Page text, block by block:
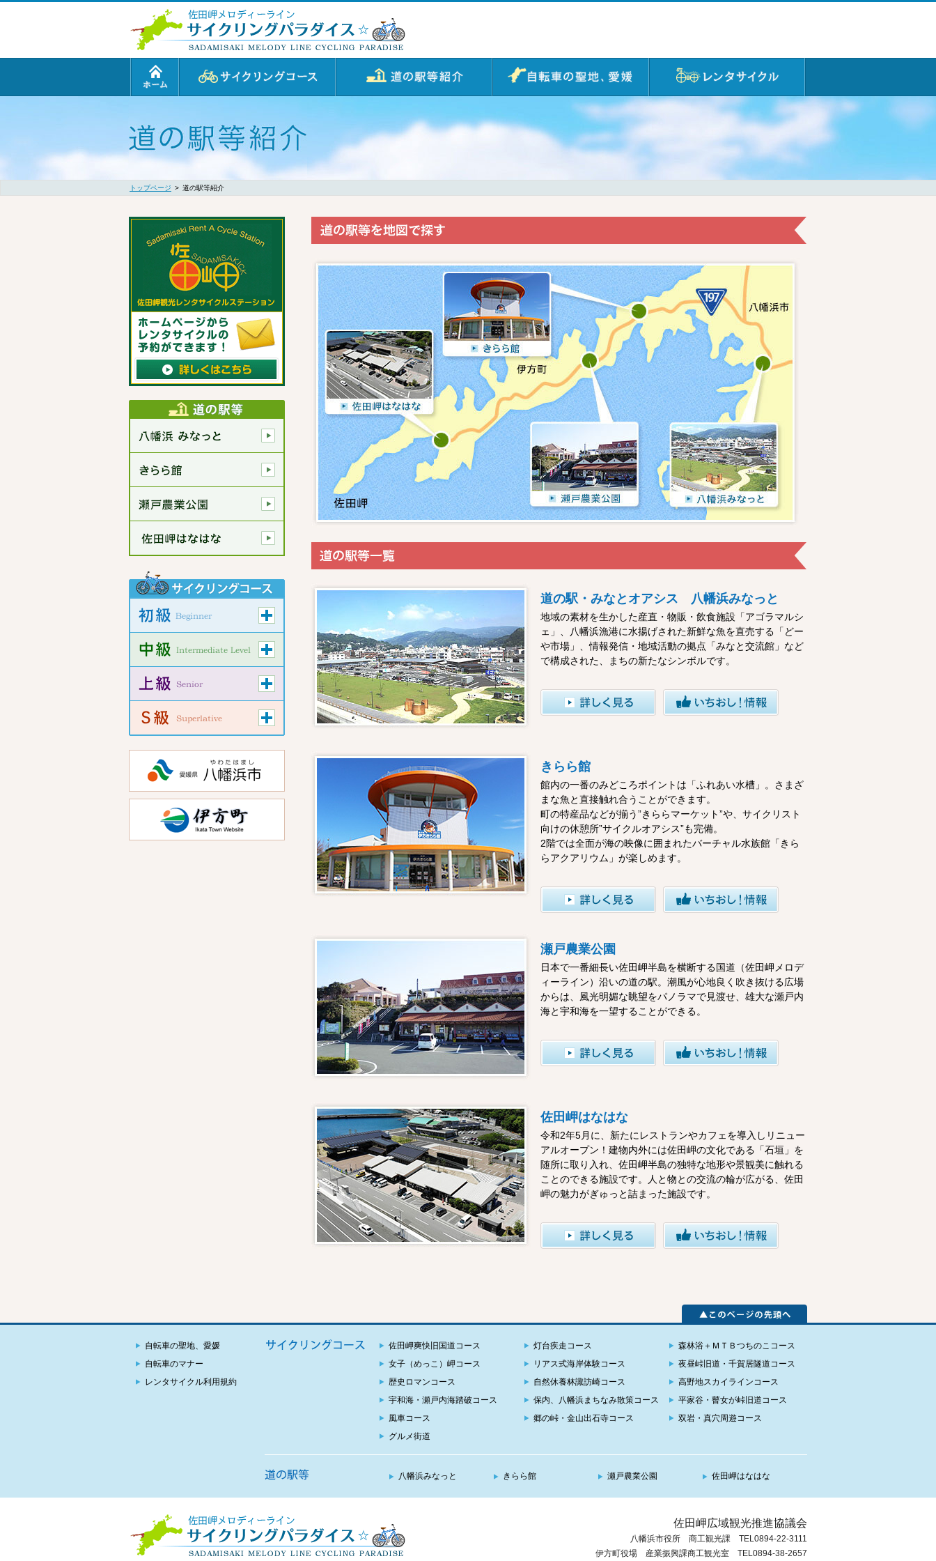
ホーム
トップページ > 道の駅等紹介
道の駅・みなとオアシス 八幡浜みなっと
地域の素材を生かした産直・物販・飲食施設「アゴラマルシ
ェ」、八幡浜漁港に水揚げされた新鮮な魚を直売する「どー
や市場」、情報発信・地域活動の拠点「みなと交流館」など
で構成された、まちの新たなシンボルです。
きらら館
館内の一番のみどころポイントは「ふれあい水槽」。さまざ
まな魚と直接触れ合うことができます。
町の特産品などが揃う”きららマーケット”や、サイクリスト
向けの休憩所”サイクルオアシス”も完備。
2階では全面が海の映像に囲まれたバーチャル水族館「きら
らアクアリウム」が楽しめます。
瀬戸農業公園
日本で一番細長い佐田岬半島を横断する国道（佐田岬メロデ
ィーライン）沿いの道の駅。潮風が心地良く吹き抜ける広場
からは、風光明媚な眺望をパノラマで見渡せ、雄大な瀬戸内
海と宇和海を一望することができる。
佐田岬はなはな
令和2年5月に、新たにレストランやカフェを導入しリニュー
アルオープン！建物内外には佐田岬の文化である「石垣」を
随所に取り入れ、佐田岬半島の独特な地形や景観美に触れる
ことのできる施設です。人と物との交流の輪が広がる、佐田
岬の魅力がぎゅっと詰まった施設です。
自転車の聖地、愛媛
自転車のマナー
レンタサイクル利用規約
佐田岬爽快旧国道コース
女子（めっこ）岬コース
歴史ロマンコース
宇和海・瀬戸内海踏破コース
風車コース
グルメ街道
灯台疾走コース
リアス式海岸体験コース
自然休養林諏訪崎コース
保内、八幡浜まちなみ散策コース
郷の峠・金山出石寺コース
森林浴＋ＭＴＢつちのこコース
夜昼峠旧道・千賀居隧道コース
高野地スカイラインコース
平家谷・瞽女が峠旧道コース
双岩・真穴周遊コース
八幡浜みなっと きらら館 瀬戸農業公園 佐田岬はなはな
佐田岬広域観光推進協議会
八幡浜市役所 商工観光課 TEL0894-22-3111
伊方町役場 産業振興課商工観光室 TEL0894-38-2657